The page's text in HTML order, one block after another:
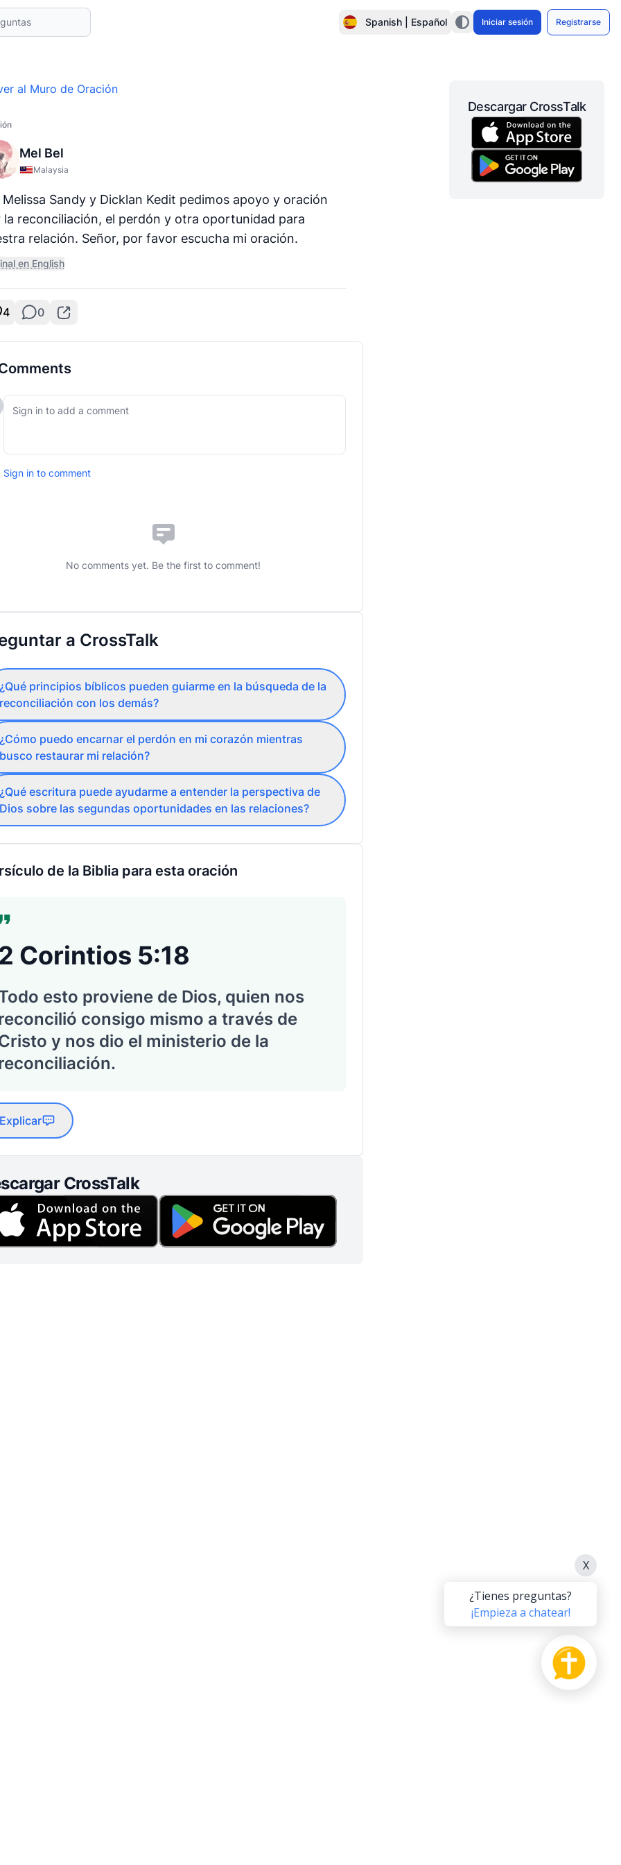
Spanish | Español Iniciar sesión Registrarse
al Muro de Oración
Mel Bel
Malaysia
Melissa Sandy y Dicklan Kedit pedimos apoyo y oración
la reconciliación, el perdón y otra oportunidad para
relación. Señor, por favor escucha mi oración.
en English
4 0
Sign in to comment
No comments yet. Be the first to comment!
a CrossTalk
principios bíblicos pueden guiarme en la búsqueda de la
con los demás?
puedo encarnar el perdón en mi corazón mientras
restaurar mi relación?
escritura puede ayudarme a entender la perspectiva de
sobre las segundas oportunidades en las relaciones?
de la Biblia para esta oración
Corintios 5:18
esto proviene de Dios, quien nos
consigo mismo a través de
y nos dio el ministerio de la
CrossTalk
Descargar CrossTalk